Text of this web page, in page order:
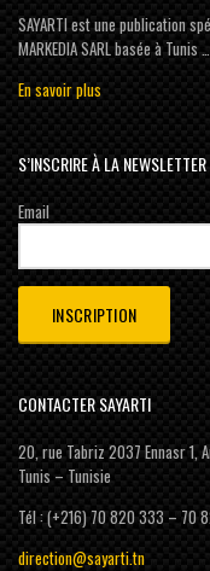
SAYARTI est une publication
MARKEDIA SARL basée à Tunis …
En savoir plus
S’INSCRIRE À LA NEWSLETTER
Email
CONTACTER SAYARTI
20, rue Tabriz 2037 Ennasr 1,
Tunis – Tunisie
Tél : (+216) 70 820 333 – 70
direction@sayarti.tn